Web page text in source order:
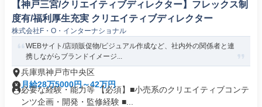
【神戸三宮/クリエイティブディレクター】フレックス制
度有/福利厚生充実 クリエイティブディレクター
株式会社F・O・インターナショナル
WEBサイト/店頭販促物/ビジュアル作成など、社内外の関係者と連
携しながらブランドイメージ...
兵庫県神戸市中央区
月給28万5000円～42万円
必要な経験・能力等 【必須】■小売系のクリエイティブコンテ
ンツ企画・開発・監修経験 ■...